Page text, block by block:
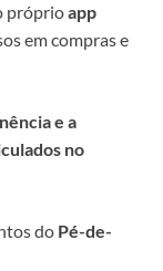
próprioapp
em compras e
e a
no
do Pé-de-